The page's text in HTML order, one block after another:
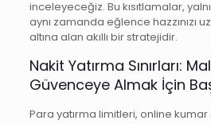
inceleyeceğiz. Bu kısıtlamalar,
aynı zamanda eğlence hazzınızı
altına alan akıllı bir stratejidir.
Nakit Yatırma Sınırları:
Güvenceye Almak İçin
Para yatırma limitleri, online